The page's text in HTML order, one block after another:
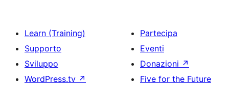
Learn (Training)
Supporto
Sviluppo
WordPress.tv ↗
Partecipa
Eventi
Donazioni ↗
Five for the Future